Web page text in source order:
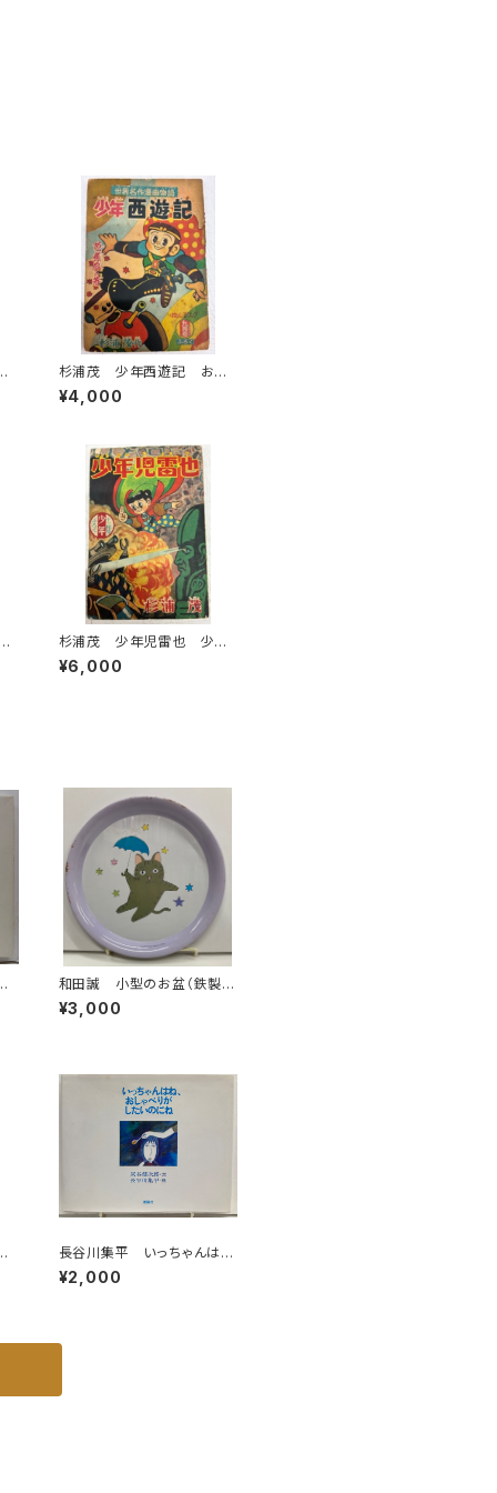
杉浦茂 少年西遊記 おも
しろブック９月号付録 1956
年 集英社
¥4,000
杉浦茂 少年児雷也 少年1
1月号付録 1956年 光文
社
¥6,000
和田誠 小型のお盆（鉄製）
直径20センチ 昭和40年
代？
¥3,000
長谷川集平 いっちゃんは
ね、おしゃべりがしたいのに
ね 灰谷健次郎 1978年初
¥2,000